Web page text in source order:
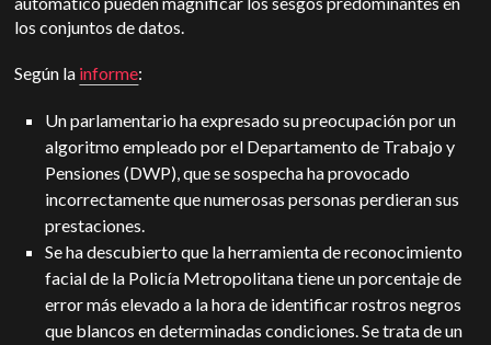
los conjuntos de datos.
Según la informe:
Un parlamentario ha expresado su preocupación por un
algoritmo empleado por el Departamento de Trabajo y
Pensiones (DWP), que se sospecha ha provocado
incorrectamente que numerosas personas perdieran sus
prestaciones.
Se ha descubierto que la herramienta de reconocimiento
facial de la Policía Metropolitana tiene un porcentaje de
error más elevado a la hora de identificar rostros negros
que blancos en determinadas condiciones. Se trata de un